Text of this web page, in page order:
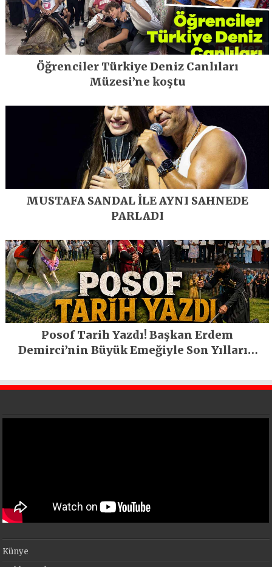
Öğrenciler Türkiye Deniz Canlıları
Müzesi’ne koştu
MUSTAFA SANDAL İLE AYNI SAHNEDE
PARLADI
Posof Tarih Yazdı! Başkan Erdem
Demirci’nin Büyük Emeğiyle Son Yılların
Künye